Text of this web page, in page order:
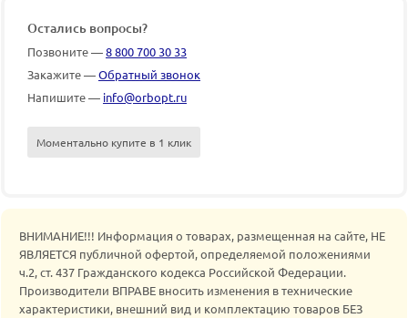
Остались вопросы?
Позвоните —8 800 700 30 33
Закажите —Обратный звонок
Напишите — info@orbopt.ru
Моментально купите в 1 клик
ВНИМАНИЕ!!! Информация о товарах, размещенная на сайте, НЕ
ЯВЛЯЕТСЯ публичной офертой, определяемой положениями
ч.2, ст. 437 Гражданского кодекса Российской Федерации.
Производители ВПРАВЕ вносить изменения в технические
характеристики, внешний вид и комплектацию товаров БЕЗ